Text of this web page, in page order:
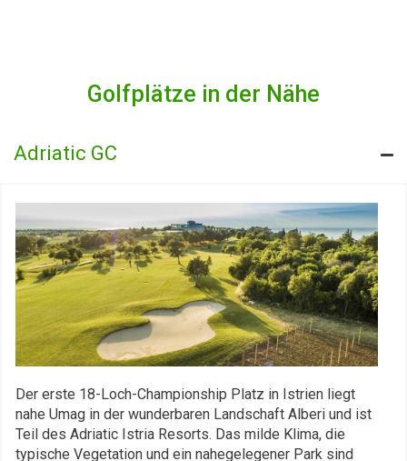
Golfplätze in der Nähe
Adriatic GC
Der erste 18-Loch-Championship Platz in Istrien liegt
nahe Umag in der wunderbaren Landschaft Alberi und ist
Teil des Adriatic Istria Resorts. Das milde Klima, die
typische Vegetation und ein nahegelegener Park sind